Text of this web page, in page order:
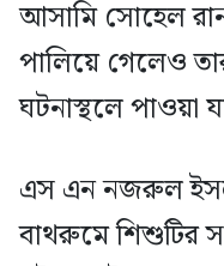
আসামি সোহেল
পালিয়ে গেলেও তার
ঘটনাস্থলে পাওয়া
এস এন নজরুল
বাথরুমে শিশুটির